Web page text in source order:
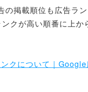
の掲載順位も広告ラ
クが高い順番に上か
クについて｜